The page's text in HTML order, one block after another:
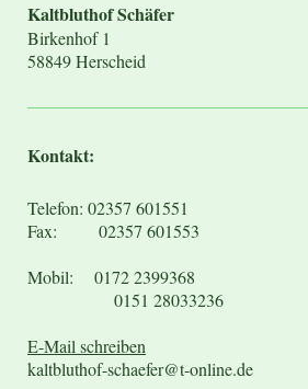
Kaltbluthof Schäfer
Birkenhof 1
58849 Herscheid
Kontakt:
Telefon: 02357 601551
Fax: 02357 601553
Mobil: 0172 2399368
0151 28033236
E-Mail schreiben
kaltbluthof-schaefer@t-online.de